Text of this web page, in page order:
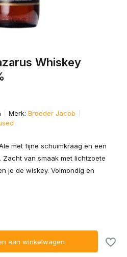
Whiskey
Merk: Broeder Jacob
met fijne schuimkraag en een
van smaak met lichtzoete
je de wiskey. Volmondig en
aan winkelwagen